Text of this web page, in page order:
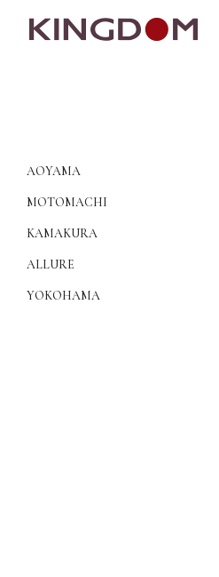
AOYAMA
MOTOMACHI
KAMAKURA
ALLURE
YOKOHAMA